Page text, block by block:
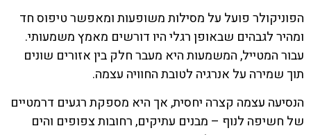
הפוניקולר פועל על מסילות משופעות ומאפשר טיפוס חד
ומהיר לגבהים שבאופן רגלי היו דורשים מאמץ משמעותי.
עבור המטייל, המשמעות היא מעבר חלק בין אזורים שונים
תוך שמירה על אנרגיה לטובת החוויה עצמה.
הנסיעה עצמה קצרה יחסית, אך היא מספקת רגעים דרמטיים
של חשיפה לנוף – מבנים עתיקים, רחובות צפופים והים